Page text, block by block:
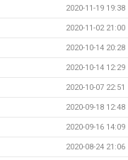
2020-11-19 19:38
2020-11-02 21:00
2020-10-14 20:28
2020-10-14 12:29
2020-10-07 22:51
2020-09-18 12:48
2020-09-16 14:09
2020-08-24 21:06